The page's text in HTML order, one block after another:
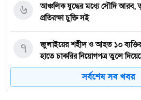
আঞ্চলিক যুদ্ধের মধ্যে সৌদি আরব,
প্রতিরক্ষা চুক্তি সই
৬
জুলাইয়ের শহীদ ও আহত ১০
হাতে চাকরির নিয়োগপত্র তুলে
৭
জ্বালানি সংকট মোকাবিলায় সরকার
যাচ্ছে: প্রধানমন্ত্রী
৮
সর্বশেষ সব খবর